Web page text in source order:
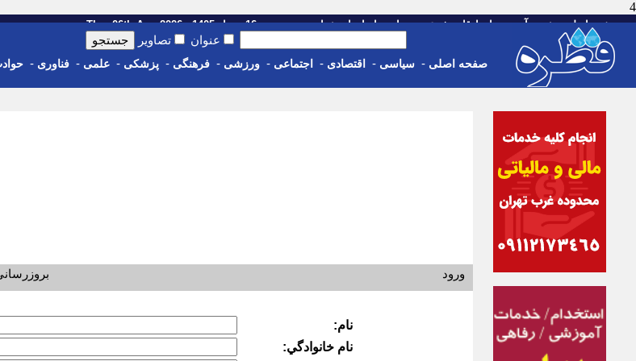
4
صفحه اصلی-خبر-آب و هوا-اوقات شرعی-تماس با ما-استخدام جمعه، 16 مرداد 1405 - Thu, 06th Aug 2026
عنوان تصاویر
صفحه اصلی - سیاسی - اقتصادی - اجتماعی - ورزشی - فرهنگی - پزشکی - علمی - فناوری -
ورود بروزرسانی:
نام:
نام خانوادگي: